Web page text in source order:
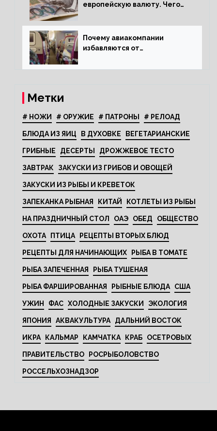
европейскую валюту. Чего
Почему авиакомпании
избавляются от
Метки
# НОЖИ # ОРУЖИЕ # ПАТРОНЫ # РЕЛОАД
БЛЮДА ИЗ ЯИЦ В ДУХОВКЕ ВЕГЕТАРИАНСКИЕ
ГРИБНЫЕ ДЕСЕРТЫ ДРОЖЖЕВОЕ ТЕСТО
ЗАВТРАК ЗАКУСКИ ИЗ ГРИБОВ И ОВОЩЕЙ
ЗАКУСКИ ИЗ РЫБЫ И КРЕВЕТОК
ЗАПЕКАНКА РЫБНАЯ КИТАЙ КОТЛЕТЫ ИЗ РЫБЫ
НА ПРАЗДНИЧНЫЙ СТОЛ ОАЭ ОБЕД ОБЩЕСТВО
ОХОТА ПТИЦА РЕЦЕПТЫ ВТОРЫХ БЛЮД
РЕЦЕПТЫ ДЛЯ НАЧИНАЮЩИХ РЫБА В ТОМАТЕ
РЫБА ЗАПЕЧЕННАЯ РЫБА ТУШЕНАЯ
РЫБА ФАРШИРОВАННАЯ РЫБНЫЕ БЛЮДА США
УЖИН ФАС ХОЛОДНЫЕ ЗАКУСКИ ЭКОЛОГИЯ
ЯПОНИЯ АКВАКУЛЬТУРА ДАЛЬНИЙ ВОСТОК
ИКРА КАЛЬМАР КАМЧАТКА КРАБ ОСЕТРОВЫХ
ПРАВИТЕЛЬСТВО РОСРЫБОЛОВСТВО
РОССЕЛЬХОЗНАДЗОР